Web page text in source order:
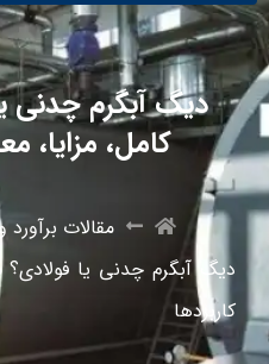
دیگ آبگرم چدنی
کامل، مزایا،
مقالات
دیگ آبگرم چدنی یا فولادی؟
کاربردها